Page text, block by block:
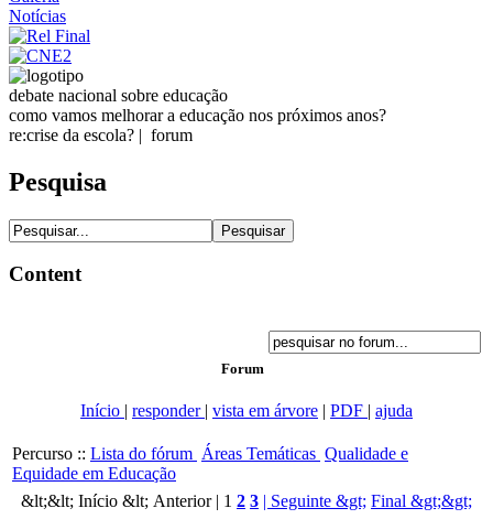
Notícias
debate nacional sobre educação
como vamos melhorar a educação nos próximos anos?
re:crise da escola? | forum
Pesquisa
Content
Forum
Início | responder | vista em árvore | PDF | ajuda
Percurso :: Lista do fórum Áreas Temáticas Qualidade e
Equidade em Educação
&lt;&lt; Início &lt; Anterior | 1 2 3 | Seguinte &gt; Final &gt;&gt;